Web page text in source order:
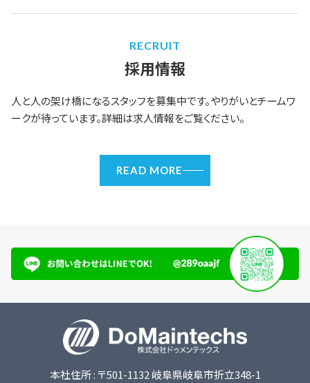
RECRUIT
採用情報
人と人の架け橋になるスタッフを募集中です。やりがいとチームワ
ークが待っています。詳細は求人情報をご覧ください。
READ MORE
本社住所 : 〒501-1132 岐阜県岐阜市折立348-1